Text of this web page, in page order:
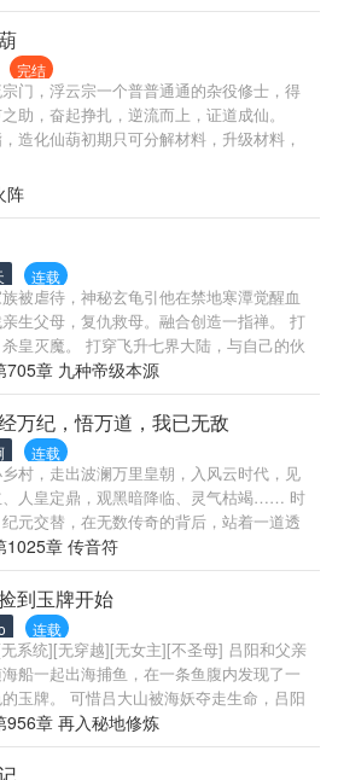
完结
门，浮云宗一个普普通通的杂役修士，得
助，奋起挣扎，逆流而上，证道成仙。
，造化仙葫初期只可分解材料，升级材料，
无敌文，非苟文，介于两者之间，喜欢看
变强的进来阅读） 每天三更，有时间尽量争
阵
连载
被虐待，神秘玄龟引他在禁地寒潭觉醒血
生父母，复仇救母。融合创造一指禅。 打
杀皇灭魔。 打穿飞升七界大陆，与自己的伙
。 问鼎修仙界。 一指灭魔，一指灭神，一
705章 九种帝级本源
万纪，悟万道，我已无敌
连载
村，走出波澜万里皇朝，入风云时代，见
人皇定鼎，观黑暗降临、灵气枯竭…… 时
元交替，在无数传奇的背后，站着一道透
影子。 二十年老书虫姜瀚文穿越到修仙世
之资，布局万古，潜心悟道，花了“亿”点点
万灵之上。 千年，皇朝更迭。 万年，魔族
逆转。 十万年，纪元轮替，灵气复苏。
： “我向来不多管闲事，但要是有敌人，
三个套餐，坟头蹦迪，斩草除根，遗臭万
诸位帝君，谁饿了？” 小人反水，魔族将要
皇拿出一只烂的掉牙的毛笔。 十二魔皇大
族高层也绝望闭眼。 “老师，我太累了，想
” 下一秒，天地一暗，无数清风自天而下，
1025章 传音符
到玉牌开始
连载
系统][无穿越][无女主][不圣母] 吕阳和父亲
船一起出海捕鱼，在一条鱼腹内发现了一
玉牌。 可惜吕大山被海妖夺走生命，吕阳
府当了一名门房。 之后有缘拜入修仙家族
非凡的修行之旅。
956章 再入秘地修炼